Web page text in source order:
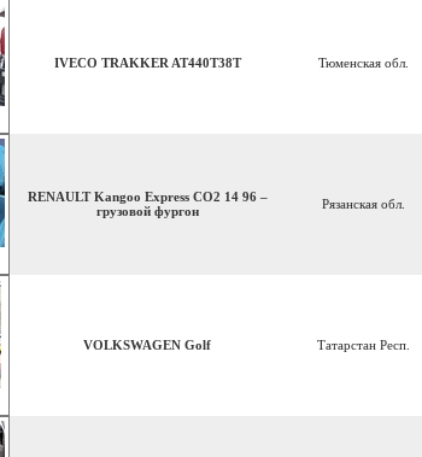
IVECO TRAKKER AT440T38T Тюменская обл.
RENAULT Kangoo Express CO2 14 96 –
грузовой фургон
Рязанская обл.
VOLKSWAGEN Golf Татарстан Респ.